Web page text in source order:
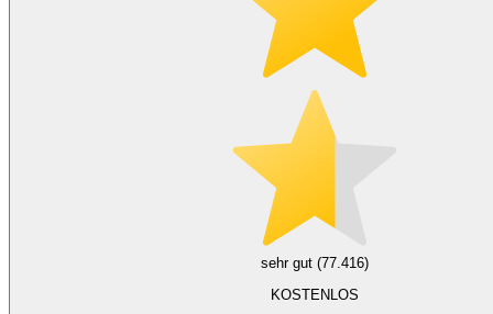
sehr gut (77.416)
KOSTENLOS